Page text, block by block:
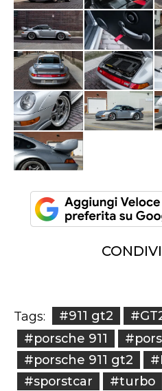
Tags: #911 gt2
#porsche 911
#porsche 911 gt2
#sporstcar
#turbo